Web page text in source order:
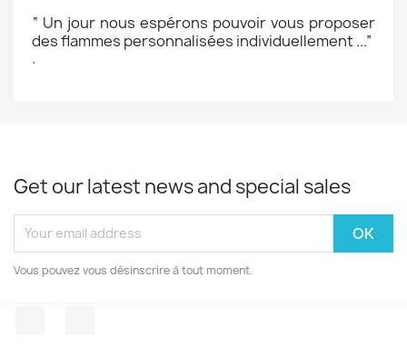
“ Un jour nous espérons pouvoir vous proposer
des flammes personnalisées individuellement ...”
.
Get our latest news and special sales
Vous pouvez vous désinscrire à tout moment.